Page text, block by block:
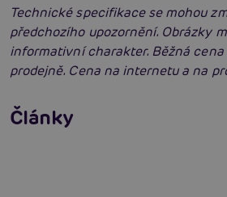
Technické specifikace se mohou
předchozího upozornění. Obrázky
informativní charakter. Běžná
prodejně. Cena na internetu a na
Články
masturbaci
Číst více
Fleshlight Flight Commander: Zavede tě na
místa, kde jsi ještě nikdy nebyl